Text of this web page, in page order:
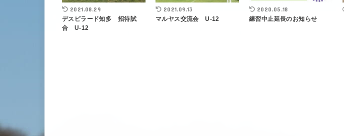
2021.08.29
デスピラード知多 招待試
合 U-12
2021.09.13
マルヤス交流会 U-12
2020.05.18
練習中止延長のお知らせ